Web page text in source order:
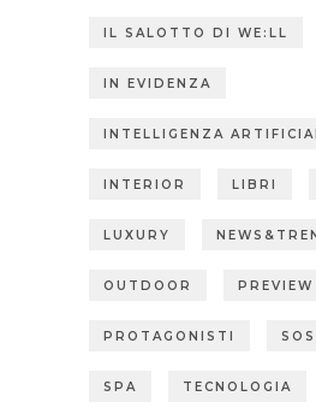
IL SALOTTO DI WE:LL
IN EVIDENZA
INTELLIGENZA
INTERIOR LIBRI
LUXURY
OUTDOOR PREVIEW
PROTAGONISTI
SPA TECNOLOGIA